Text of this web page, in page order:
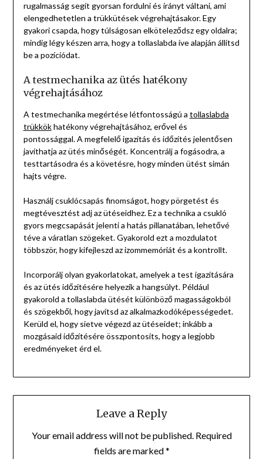
rugalmasság segít gyorsan fordulni és irányt váltani, ami
elengedhetetlen a trükkütések végrehajtásakor. Egy
gyakori csapda, hogy túlságosan elköteleződsz egy oldalra;
mindig légy készen arra, hogy a tollaslabda íve alapján állítsd
be a pozíciódat.
A testmechanika az ütés hatékony
végrehajtásához
A testmechanika megértése létfontosságú a tollaslabda
trükkökhatékony végrehajtásához, erővel és
pontossággal. A megfelelő igazítás és időzítés jelentősen
javíthatja az ütés minőségét. Koncentrálj a fogásodra, a
testtartásodra és a követésre, hogy minden ütést simán
hajts végre.
Használj csuklócsapás finomságot, hogy pörgetést és
megtévesztést adj az ütéseidhez. Ez a technika a csukló
gyors megcsapását jelenti a hatás pillanatában, lehetővé
téve a váratlan szögeket. Gyakorold ezt a mozdulatot
többször, hogy kifejleszd az izommemóriát és a kontrollt.
Incorporálj olyan gyakorlatokat, amelyek a test igazítására
és az ütés időzítésére helyezik a hangsúlyt. Például
gyakorold a tollaslabda ütését különböző magasságokból
és szögekből, hogy javítsd az alkalmazkodóképességedet.
Kerüld el, hogy sietve végezd az ütéseidet; inkább a
mozgásaid időzítésére összpontosíts, hogy a legjobb
eredményeket érd el.
Leave a Reply
Your email address will not be published. Required
fields are marked*